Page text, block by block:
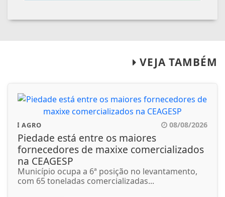
VEJA TAMBÉM
AGRO 08/08/2026
Piedade está entre os maiores
fornecedores de maxixe comercializados
na CEAGESP
Município ocupa a 6ª posição no levantamento,
com 65 toneladas comercializadas...